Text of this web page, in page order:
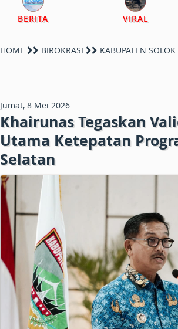
BERITA VIRAL
HOME BIROKRASI KABUPATEN SOLOK
Jumat, 8 Mei 2026
Khairunas Tegaskan
Utama Ketepatan
Selatan